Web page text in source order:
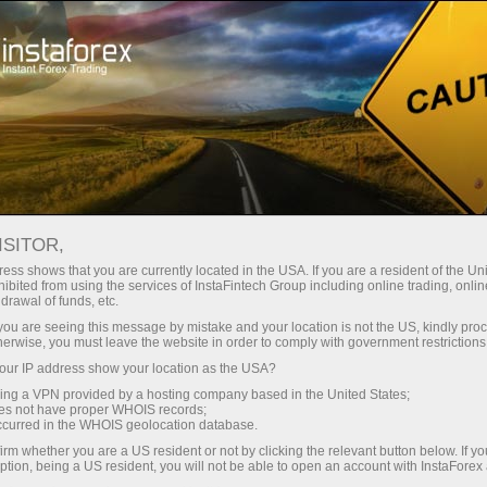
Para Operadores Analisis de forex
InstaForex TV
Eventos da InstaForex
TV
The TV events section offers you up-to-date
reportages showing the life outside the trading
platform.
shows that you are currently located in the USA. If you are a resident of the
from using the services of InstaFintech Group including online trading,
of funds, etc.
are seeing this message by mistake and your location is not the US, kindly
you must leave the website in order to comply with government
IP address show your location as the USA?
a VPN provided by a hosting company based in the United States;
not have proper WHOIS records;
in the WHOIS geolocation database.
whether you are a US resident or not by clicking the relevant button below. If
being a US resident, you will not be able to open an account with InstaForex